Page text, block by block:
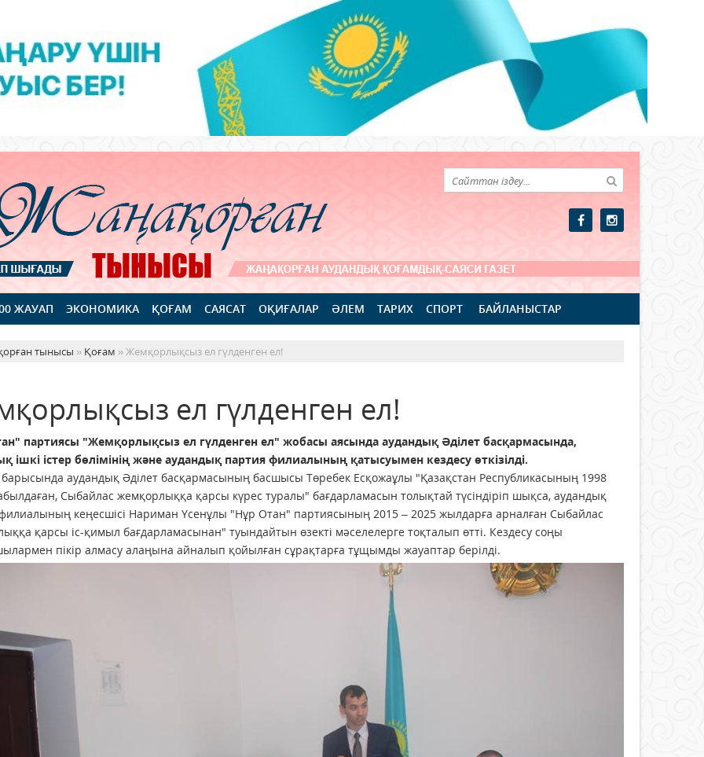
ЖАУАП ЭКОНОМИКА ҚОҒАМ САЯСАТ ОҚИҒАЛАР ӘЛЕМ ТАРИХ СПОРТ БАЙЛАНЫСТАР
тынысы » Қоғам » Жемқорлықсыз ел гүлденген ел!
ел гүлденген ел!
партиясы "Жемқорлықсыз ел гүлденген ел" жобасы аясында аудандық Әділет басқармасында,
ішкі істер бөлімінің және аудандық партия филиалының қатысуымен кездесу өткізілді.
барысында аудандық Әділет басқармасының басшысы Төребек Есқожаұлы "Қазақстан Республикасының 1998
Сыбайлас жемқорлыққа қарсы күрес туралы" бағдарламасын толықтай түсіндіріп шықса, аудандық
кеңесшісі Нариман Үсенұлы "Нұр Отан" партиясының 2015 – 2025 жылдарға арналған Сыбайлас
қарсы іс-қимыл бағдарламасынан" туындайтын өзекті мәселелерге тоқталып өтті. Кездесу соңы
пікір алмасу алаңына айналып қойылған сұрақтарға тұщымды жауаптар берілді.